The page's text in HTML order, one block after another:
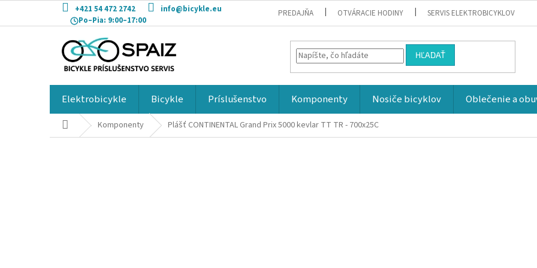
obsah
+421 54 472 2742
info@bicykle.eu
Po–Pia: 9:00–17:00
PREDAJŇA OTVÁRACIE HODINY SERVIS ELEKTROBICYKLOV
HĽADAŤ
Elektrobicykle Bicykle Príslušenstvo Komponenty Nosiče bicyklov Oblečenie a
DomovKomponenty Plášť CONTINENTAL Grand Prix 5000 kevlar TT TR - 700x25C